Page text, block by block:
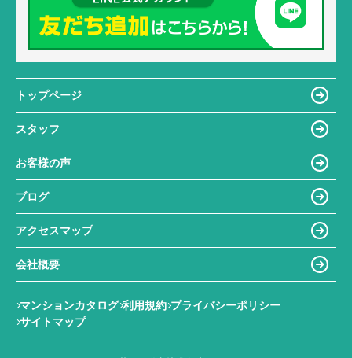
トップページ
スタッフ
お客様の声
ブログ
アクセスマップ
会社概要
マンションカタログ 利用規約 プライバシーポリシー
サイトマップ